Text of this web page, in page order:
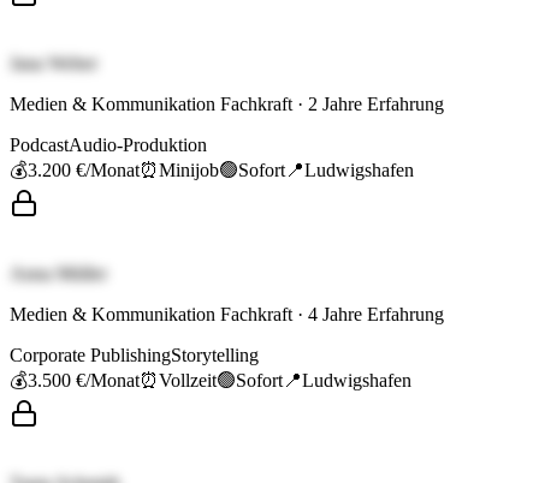
Jana Weber
Medien & Kommunikation Fachkraft · 2 Jahre Erfahrung
PodcastAudio-Produktion
💰3.200 €/Monat⏰Minijob🟢Sofort 📍Ludwigshafen
Anna Müller
Medien & Kommunikation Fachkraft · 4 Jahre Erfahrung
Corporate PublishingStorytelling
💰3.500 €/Monat⏰Vollzeit🟢Sofort 📍Ludwigshafen